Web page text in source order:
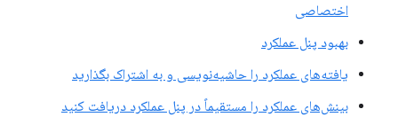
اختصاصی
بهبود پنل عملکرد
یافته‌های عملکرد را حاشیه‌نویسی و به اشتراک بگذارید
بینش‌های عملکرد را مستقیماً در پنل عملکرد دریافت کنید